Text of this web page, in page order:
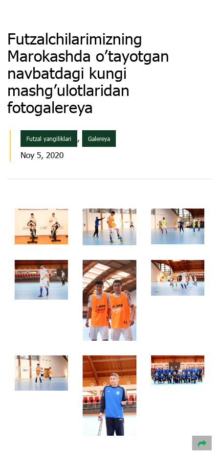
Futzalchilarimizning
Marokashda o’tayotgan
navbatdagi kungi
mashg’ulotlaridan
fotogalereya
Futzal yangiliklari , Galereya
Noy 5, 2020